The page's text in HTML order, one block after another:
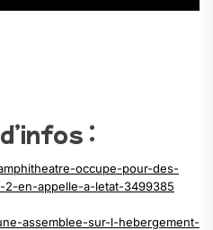
:
occupe-pour-des-
en-appelle-a-letat-3499385
assemblee-sur-l-hebergement-